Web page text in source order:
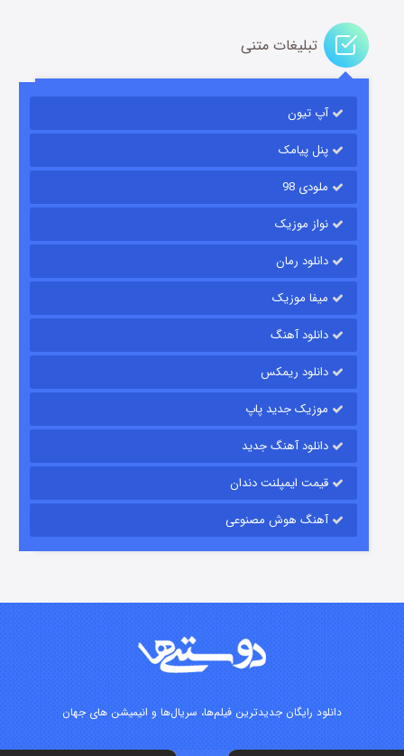
قسمت
قسمت۲ (دوبله) منتشر شد
تبلیغات متنی
آپ تیون
پنل پیامک
ملودی 98
نواز موزیک
دانلود رمان
میفا موزیک
دانلود آهنگ
دانلود ریمکس
موزیک جدید پاپ
دانلود آهنگ جدید
قیمت ایمپلنت دندان
آهنگ هوش مصنوعی
دانلود رایگان جدیدترین فیلم‌ها، سریال‌ها و انیمیشن های جهان